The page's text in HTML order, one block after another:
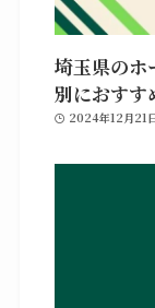
埼玉県のホ
別におすす
2024年12月21